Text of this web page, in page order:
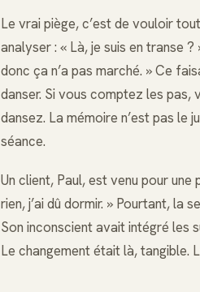
Le vrai piège, c’est de vouloir
analyser : « Là, je suis en transe
donc ça n’a pas marché. » Ce
danser. Si vous comptez les pas,
dansez. La mémoire n’est pas le
séance.
Un client, Paul, est venu pour une
rien, j’ai dû dormir. » Pourtant, la
Son inconscient avait intégré les
Le changement était là, tangible.